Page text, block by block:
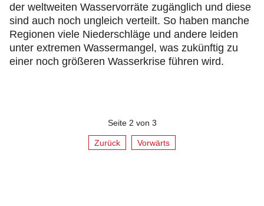
der weltweiten Wasservorräte zugänglich und diese
sind auch noch ungleich verteilt. So haben manche
Regionen viele Niederschläge und andere leiden
unter extremen Wassermangel, was zukünftig zu
einer noch größeren Wasserkrise führen wird.
Seite 2 von 3
Zurück Vorwärts